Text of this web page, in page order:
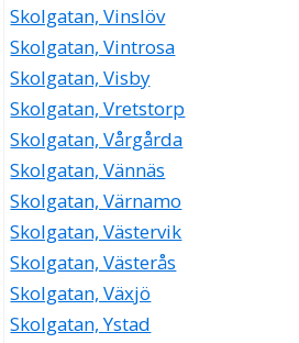
Skolgatan, Vinslöv
Skolgatan, Vintrosa
Skolgatan, Visby
Skolgatan, Vretstorp
Skolgatan, Vårgårda
Skolgatan, Vännäs
Skolgatan, Värnamo
Skolgatan, Västervik
Skolgatan, Västerås
Skolgatan, Växjö
Skolgatan, Ystad